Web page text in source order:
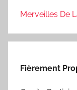
Merveilles De
Fièrement